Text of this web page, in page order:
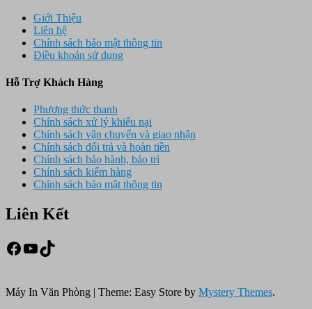
Giới Thiệu
Liên hệ
Chính sách bảo mật thông tin
Điều khoản sử dụng
Hỗ Trợ Khách Hàng
Phương thức thanh
Chính sách xử lý khiếu nại
Chính sách vận chuyển và giao nhận
Chính sách đổi trả và hoàn tiền
Chính sách bảo hành, bảo trì
Chính sách kiểm hàng
Chính sách bảo mật thông tin
Liên Kết
Facebook
Youtube
TikTok
Máy In Văn Phòng | Theme: Easy Store by Mystery Themes.